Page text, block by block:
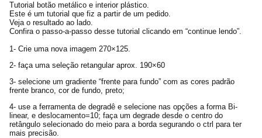
Tutorial botão metálico e interior plástico.
Este é um tutorial que fiz a partir de um pedido.
Veja o resultado ao lado.
Confira o passo-a-passo desse tutorial clicando em “continue lendo”.
1- Crie uma nova imagem 270×125.
2- faça uma seleção retangular aprox. 190×60
3- selecione um gradiente “frente para fundo” com as cores padrão
frente branco, cor de fundo, preto;
4- use a ferramenta de degradê e selecione nas opções a forma Bi-
linear, e deslocamento=10; faça um degrade desde o centro do
retângulo selecionado do meio para a borda segurando o ctrl para ter
mais precisão.